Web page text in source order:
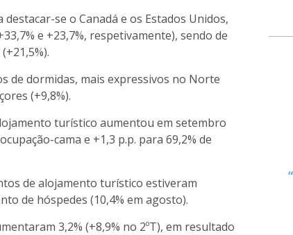
se o Canadá e os Estados Unidos,
e +23,7%, respetivamente), sendo de
de dormidas, mais expressivos no Norte
(+9,8%).
turístico aumentou em setembro
cama e +1,3 p.p. para 69,2% de
de alojamento turístico estiveram
de hóspedes (10,4% em agosto).
3,2% (+8,9% no 2ºT), em resultado